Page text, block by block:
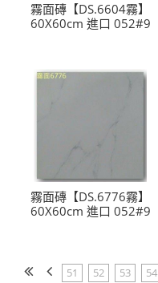
霧面磚【DS.6604霧】
60X60cm 進口 052#9
霧面磚【DS.6776霧】
60X60cm 進口 052#9
51 52 53 54